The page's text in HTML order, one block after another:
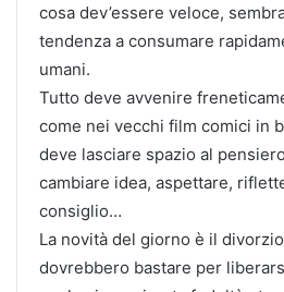
cosa dev’essere veloce,
tendenza a consumare
umani.
Tutto deve avvenire
come nei vecchi film comici in
deve lasciare spazio al
cambiare idea, aspettare,
consiglio…
La novità del giorno è il
dovrebbero bastare per